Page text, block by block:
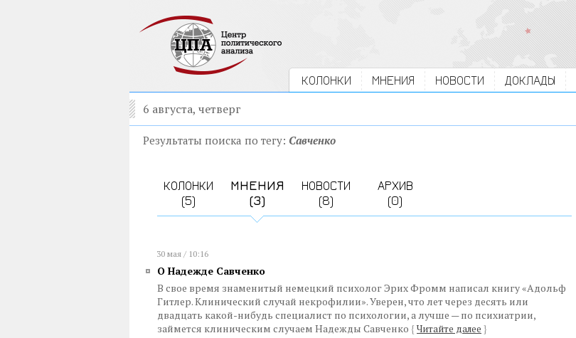
КОЛОНКИ МНЕНИЯ НОВОСТИ ДОКЛАДЫ
6 августа, четверг
Результаты поиска по тегу: Савченко
КОЛОНКИ
(5)
МНЕНИЯ
(3)
НОВОСТИ
(8)
АРХИВ
(0)
30 мая / 10:16
О Надежде Савченко
В свое время знаменитый немецкий психолог Эрих Фромм написал книгу «Адольф
Гитлер. Клинический случай некрофилии». Уверен, что лет через десять или
двадцать какой-нибудь специалист по психологии, а лучше — по психиатрии,
займется клиническим случаем Надежды Савченко { Читайте далее }